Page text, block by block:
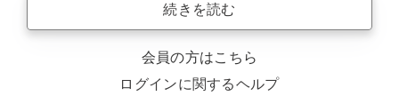
続きを読む
会員の方はこちら
ログインに関するヘルプ